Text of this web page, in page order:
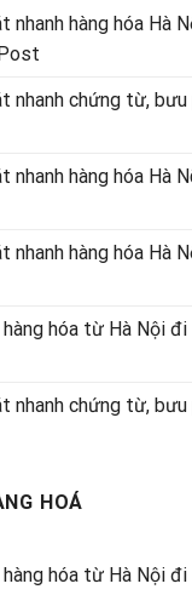
nhanh hàng hóa Hà
nhanh chứng từ,
nhanh hàng hóa Hà
nhanh hàng hóa Hà
hàng hóa từ Hà Nội
nhanh chứng từ,
HOÁ
hàng hóa từ Hà Nội